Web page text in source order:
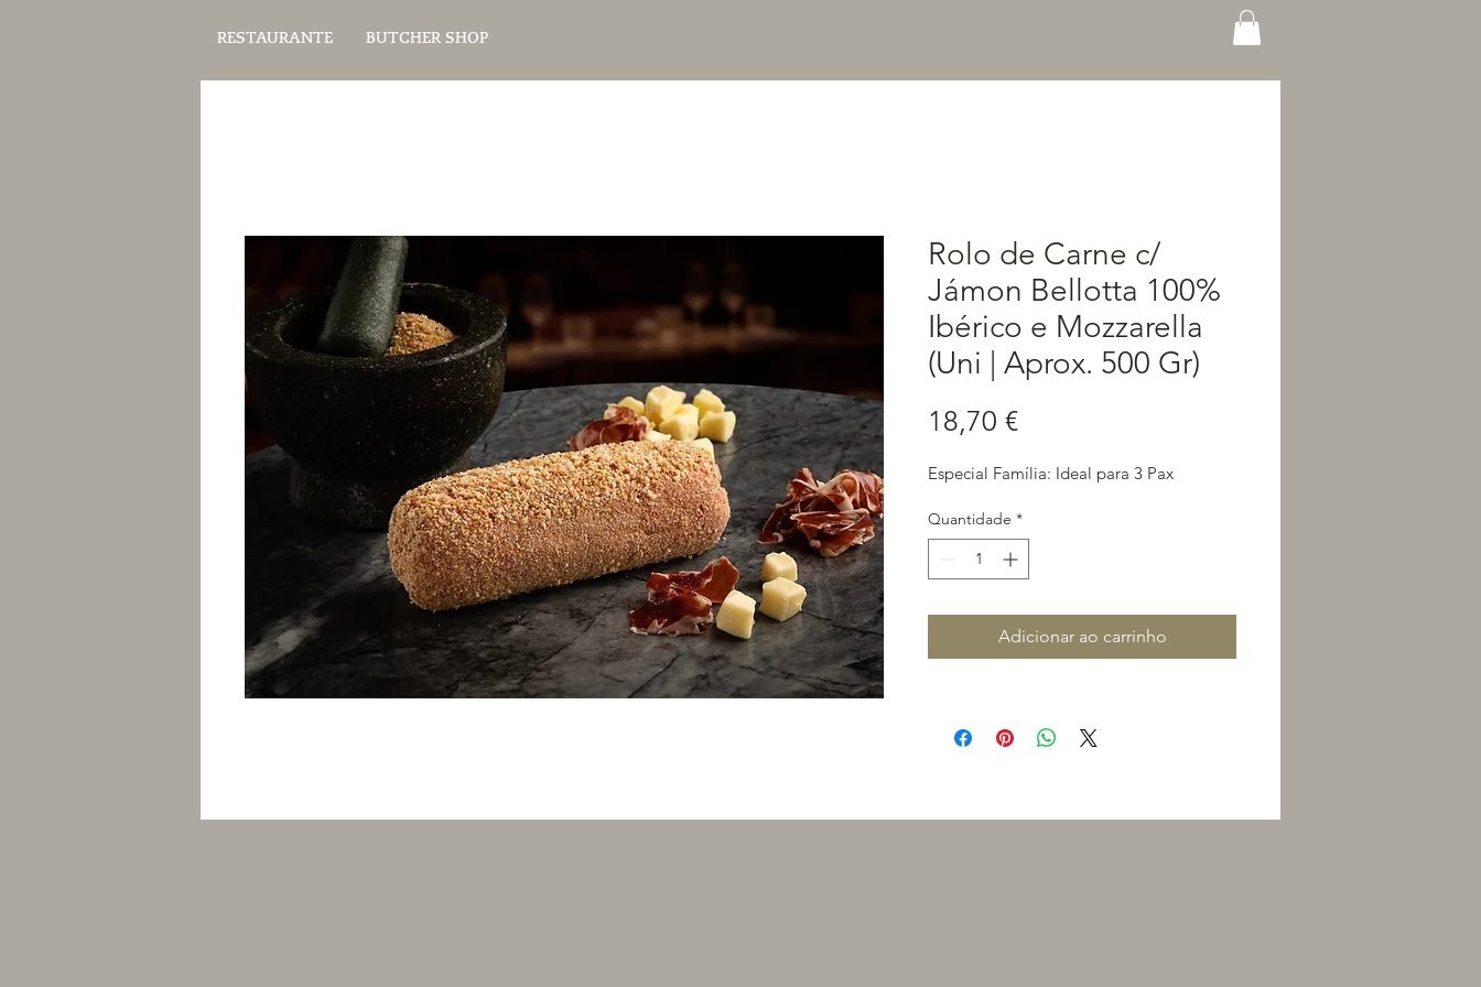
RESTAURANTE BUTCHER SHOP
Rolo de Carne c/
Jámon Bellotta 100%
Ibérico e Mozzarella
(Uni | Aprox. 500 Gr)
18,70 €Preço
Especial Família: Ideal para 3 Pax
Quantidade *
Adicionar ao carrinho